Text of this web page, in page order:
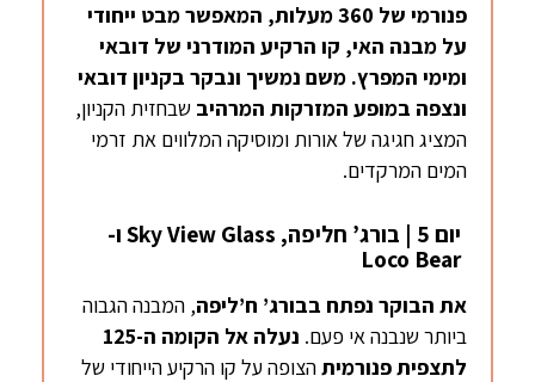
פנורמי של 360 מעלות, המאפשר מבט ייחודי
על מבנה האי, קו הרקיע המודרני של דובאי
ומימי המפרץ. משם נמשיך ונבקר בקניון דובאי
ונצפה במופע המזרקות המרהיבשבחזית הקניון,
המציג חגיגה של אורות ומוסיקה המלווים את זרמי
המים המרקדים.
יום 5 | בורג’ חליפה, Sky View Glass ו-
Loco Bear
את הבוקר נפתח בבורג’ ח’ליפה, המבנה הגבוה
ביותר שנבנה אי פעם.
נעלה אל הקומה ה-125
לתצפית פנורמיתהצופה על קו הרקיע הייחודי של